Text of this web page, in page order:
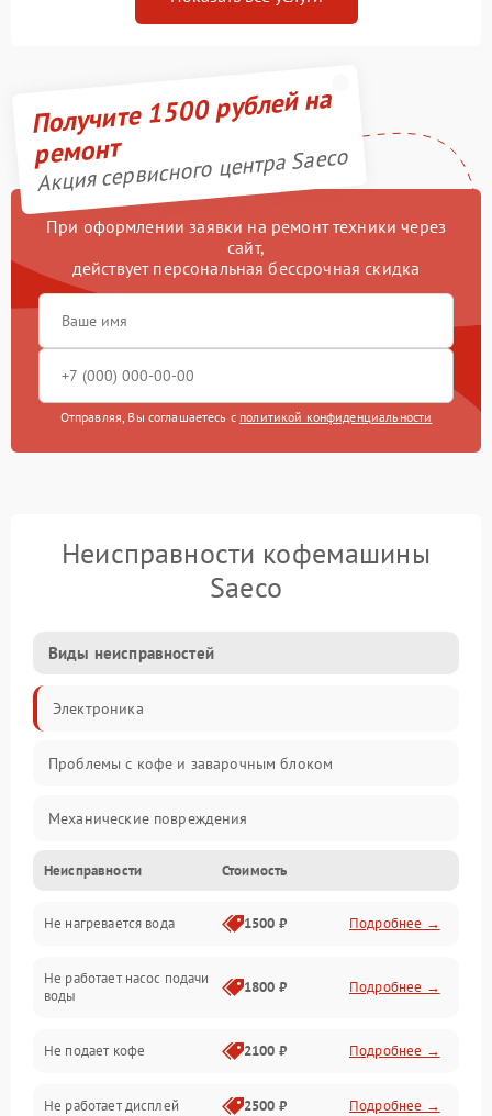
Получите 1500 рублей на
ремонт
Акция сервисного центра Saeco
При оформлении заявки на ремонт техники через
сайт,
действует персональная бессрочная скидка
Отправляя, Вы соглашаетесь с политикой конфиденциальности
Неисправности кофемашины
Saeco
Виды неисправностей
Электроника
Проблемы с кофе и заварочным блоком
Механические повреждения
Прочие неисправности
Включение и работа
Проблемы с водой
Неисправности Стоимость
Не нагревается вода 1500 ₽ Подробнее →
Не работает насос подачи
воды
1800 ₽ Подробнее →
Не подает кофе 2100 ₽ Подробнее →
Не работает дисплей 2500 ₽ Подробнее →